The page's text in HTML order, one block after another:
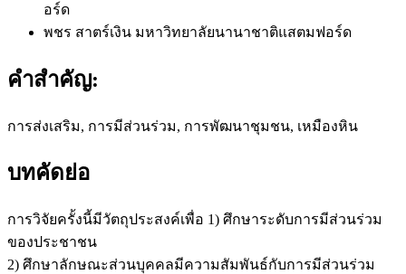
อร์ด
พชร สาตร์เงิน มหาวิทยาลัยนานาชาติแสตมฟอร์ด
คำสำคัญ:
การส่งเสริม, การมีส่วนร่วม, การพัฒนาชุมชน, เหมืองหิน
บทคัดย่อ
การวิจัยครั้งนี้มีวัตถุประสงค์เพื่อ 1) ศึกษาระดับการมีส่วนร่วม
ของประชาชน
2) ศึกษาลักษณะส่วนบุคคลมีความสัมพันธ์กับการมีส่วนร่วม